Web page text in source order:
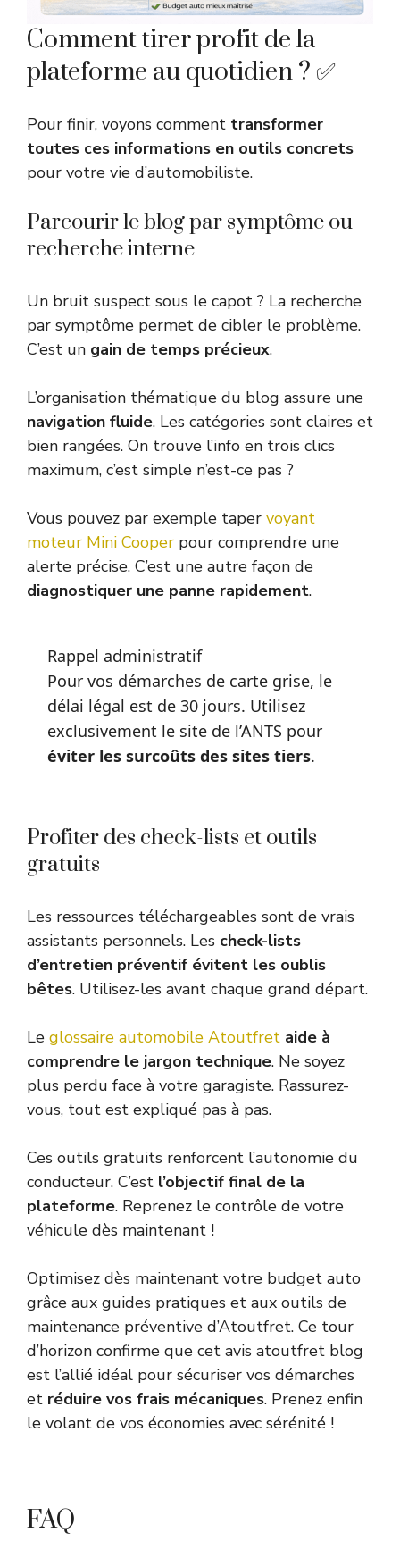
Comment tirer profit de la
plateforme au quotidien ? ✅
Pour finir, voyons comment transformer
toutes ces informations en outils concrets
pour votre vie d’automobiliste.
Parcourir le blog par symptôme ou
recherche interne
Un bruit suspect sous le capot ? La recherche
par symptôme permet de cibler le problème.
C’est un gain de temps précieux.
L’organisation thématique du blog assure une
navigation fluide. Les catégories sont claires et
bien rangées. On trouve l’info en trois clics
maximum, c’est simple n’est-ce pas ?
Vous pouvez par exemple taper voyant
moteur Mini Cooper pour comprendre une
alerte précise. C’est une autre façon de
diagnostiquer une panne rapidement.
Rappel administratif
Pour vos démarches de carte grise, le
délai légal est de 30 jours. Utilisez
exclusivement le site de l’ANTS pour
éviter les surcoûts des sites tiers.
Profiter des check-lists et outils
gratuits
Les ressources téléchargeables sont de vrais
assistants personnels. Les check-lists
d’entretien préventif évitent les oublis
bêtes. Utilisez-les avant chaque grand départ.
Le glossaire automobile Atoutfret aide à
comprendre le jargon technique. Ne soyez
plus perdu face à votre garagiste. Rassurez-
vous, tout est expliqué pas à pas.
Ces outils gratuits renforcent l’autonomie du
conducteur. C’est l’objectif final de la
plateforme. Reprenez le contrôle de votre
véhicule dès maintenant !
Optimisez dès maintenant votre budget auto
grâce aux guides pratiques et aux outils de
maintenance préventive d’Atoutfret. Ce tour
d’horizon confirme que cet avis atoutfret blog
est l’allié idéal pour sécuriser vos démarches
et réduire vos frais mécaniques. Prenez enfin
le volant de vos économies avec sérénité !
FAQ